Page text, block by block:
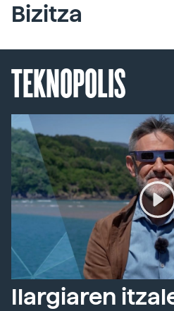
Bizitza
TEKNOPOLIS
Ilargiaren